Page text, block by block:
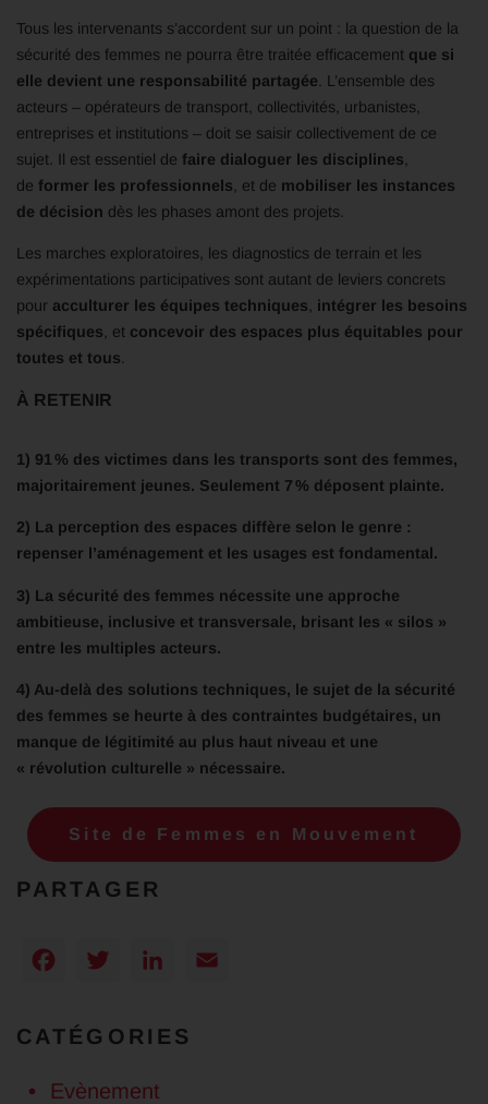
Tous les intervenants s’accordent sur un point : la question de la
sécurité des femmes ne pourra être traitée efficacement que si
elle devient une responsabilité partagée . L’ensemble des
acteurs – opérateurs de transport, collectivités, urbanistes,
entreprises et institutions – doit se saisir collectivement de ce
sujet. Il est essentiel de faire dialoguer les disciplines
de former les professionnels , et de mobiliser les instances
de décision dès les phases amont des projets.
Les marches exploratoires, les diagnostics de terrain et les
expérimentations participatives sont autant de leviers concrets
pour acculturer les équipes techniques, intégrer les besoins
spécifiques, et concevoir des espaces plus équitables pour
toutes et tous.
À RETENIR
1) 91 % des victimes dans les transports sont des femmes,
majoritairement jeunes. Seulement 7 % déposent plainte.
2) La perception des espaces diffère selon le genre :
repenser l’aménagement et les usages est fondamental.
3) La sécurité des femmes nécessite une approche
ambitieuse, inclusive et transversale, brisant les « silos »
entre les multiples acteurs.
4) Au-delà des solutions techniques, le sujet de la sécurité
des femmes se heurte à des contraintes budgétaires, un
manque de légitimité au plus haut niveau et une
« révolution culturelle » nécessaire.
Site de Femmes en Mouvement
PARTAGER
Facebook
TwitterLinkedIn
CATÉGORIES
Evènement